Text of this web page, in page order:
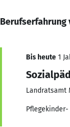
Berufserfahrung
Bis heute 1
Landratsamt